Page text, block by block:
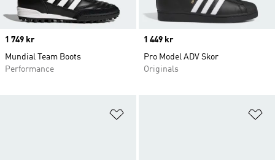
Price
1 749 kr
Mundial Team Boots
Performance
Price
1 449 kr
Pro Model ADV Skor
Originals